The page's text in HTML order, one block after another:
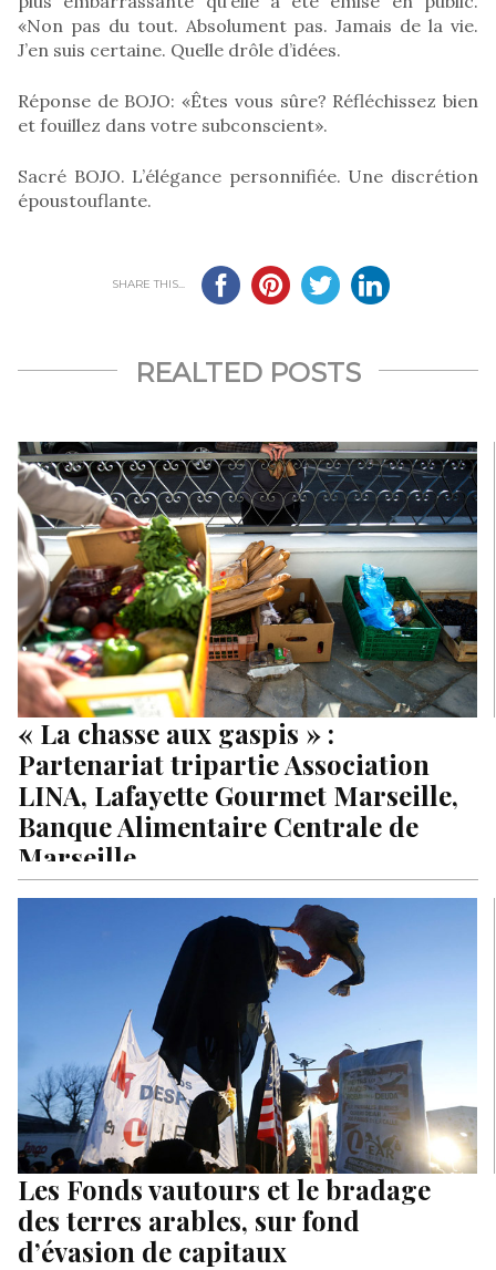
«Non pas du tout. Absolument pas. Jamais de la vie.
J’en suis certaine. Quelle drôle d’idées.
Réponse de BOJO: «Êtes vous sûre? Réfléchissez bien
et fouillez dans votre subconscient».
Sacré BOJO. L’élégance personnifiée. Une discrétion
époustouflante.
SHARE THIS...
REALTED POSTS
« La chasse aux gaspis » :
Partenariat tripartie Association
LINA, Lafayette Gourmet Marseille,
Banque Alimentaire Centrale de
Marseille
Lafayette Gourmet Marseille et la Banque Alimentaire
Centrale de Marseille ont conclu un partenariat tripartite…
Les Fonds vautours et le bradage
des terres arables, sur fond
d’évasion de capitaux